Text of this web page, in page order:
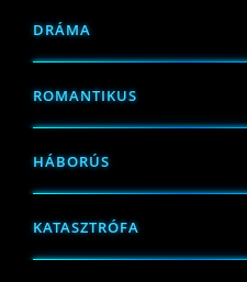
DRÁMA
ROMANTIKUS
HÁBORÚS
KATASZTRÓFA